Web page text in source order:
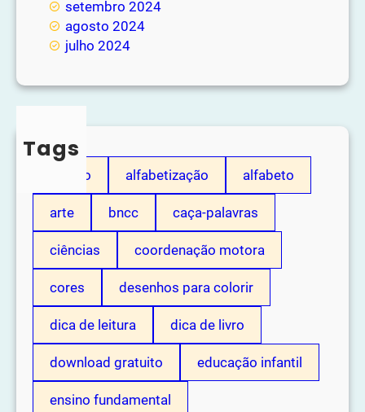
setembro 2024
agosto 2024
julho 2024
Tags
adição alfabetização alfabeto
arte bncc caça-palavras
ciências coordenação motora
cores desenhos para colorir
dica de leitura dica de livro
download gratuito educação infantil
ensino fundamental